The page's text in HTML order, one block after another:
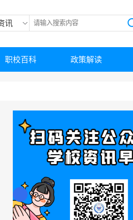
讯
职校百科 政策解读